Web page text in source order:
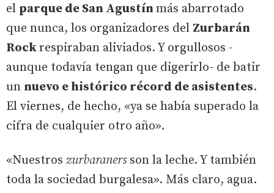
el parque de San Agustín más abarrotado
que nunca, los organizadores del Zurbarán
Rockrespiraban aliviados. Y orgullosos -
aunque todavía tengan que digerirlo- de batir
un nuevo e histórico récord de asistentes.
El viernes, de hecho, «ya se había superado la
cifra de cualquier otro año».
«Nuestros zurbaranersson la leche. Y también
toda la sociedad burgalesa». Más claro, agua.